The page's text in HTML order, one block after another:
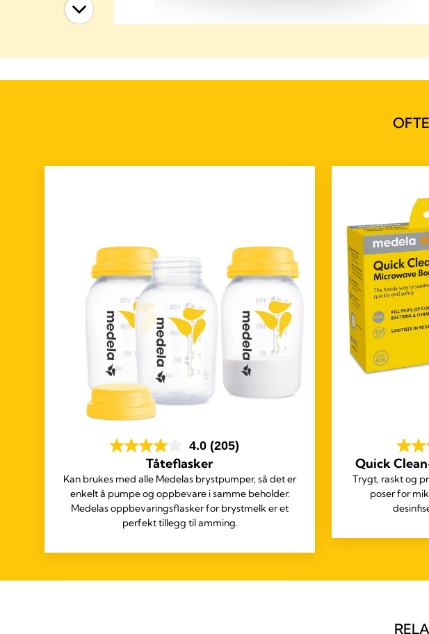
4.0 (205)
Tåteflasker
Kan brukes med alle Medelas brystpumper, så det er
enkelt å pumpe og oppbevare i samme beholder.
Medelas oppbevaringsflasker for brystmelk er et
perfekt tillegg til amming.
Quick
Trygt, raskt og
poser for